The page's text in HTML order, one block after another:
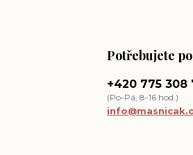
Potřebujete
+420 775 308
(Po-Pá, 8-16 hod.)